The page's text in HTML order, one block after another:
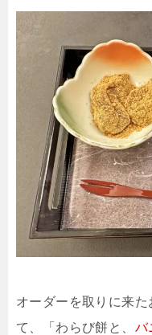
オーダーを取りに来
て、「わらび餅と、 バ